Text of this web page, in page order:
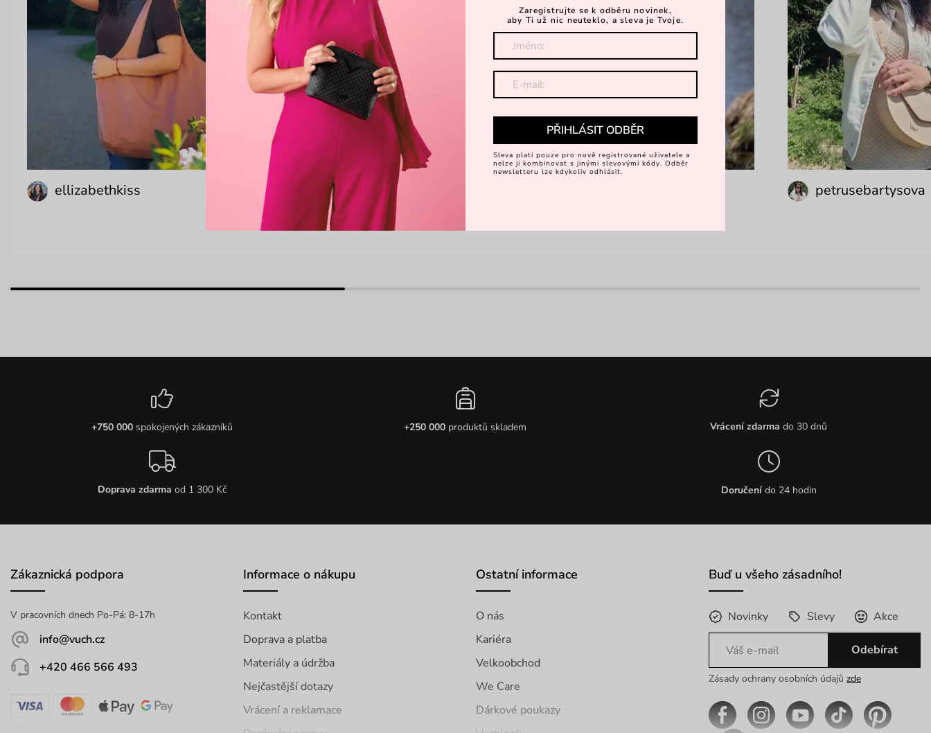
ellizabethkiss alice_bendova_official petrusebartysova
+750 000spokojených zákazníků +250 000 produktů skladem Vrácení zdarma do 30 dnů
Doprava zdarma od 1 300 Kč Doručení do 24 hodin
Zákaznická podpora
V pracovních dnech Po-Pá: 8-17h
info@vuch.cz
+420 466 566 493
Informace o nákupu
Kontakt
Doprava a platba
Materiály a údržba
Nejčastější dotazy
Vrácení a reklamace
Ostatní informace
O nás
Kariéra
Velkoobchod
We Care
Dárkové poukazy
Buď u všeho zásadního!
Novinky Slevy Akce
Odebírat
Zásady ochrany osobních údajů zde
Zaregistrujte se k odběru novinek,
aby Ti už nic neuteklo, a sleva je Tvoje.
PŘIHLÁSIT ODBĚR
Sleva platí pouze pro nově registrované uživatele a
nelze ji kombinovat s jinými slevovými kódy. Odběr
newsletteru lze kdykoliv odhlásit.